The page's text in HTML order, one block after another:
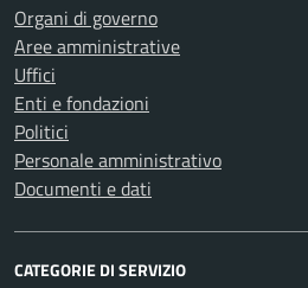
Organi di governo
Aree amministrative
Uffici
Enti e fondazioni
Politici
Personale amministrativo
Documenti e dati
CATEGORIE DI SERVIZIO